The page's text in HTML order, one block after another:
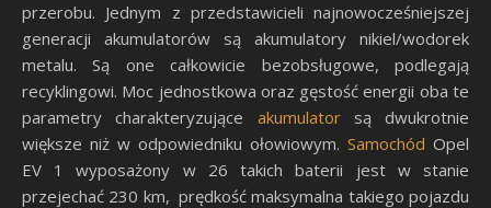
przerobu. Jednym z przedstawicieli najnowocześniejszej
generacji akumulatorów są akumulatory nikiel/wodorek
metalu. Są one całkowicie bezobsługowe, podlegają
recyklingowi. Moc jednostkowa oraz gęstość energii oba te
parametry charakteryzujące akumulatorsą dwukrotnie
większe niż w odpowiedniku ołowiowym. Samochód Opel
EV 1 wyposażony w 26 takich baterii jest w stanie
przejechać 230 km, prędkość maksymalna takiego pojazdu